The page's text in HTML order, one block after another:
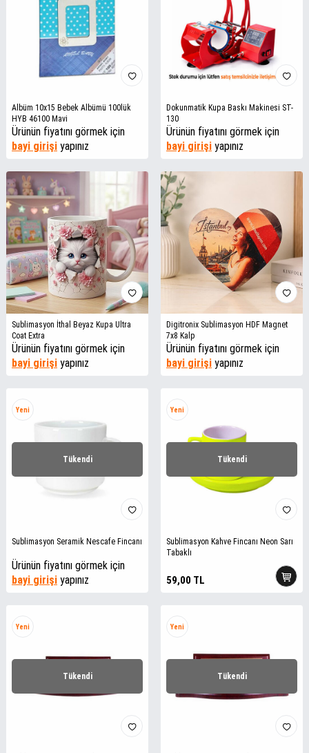
Albüm 10x15 Bebek Albümü 100lük
HYB 46100 Mavi
Ürünün fiyatını görmek için
bayi girişi yapınız
Dokunmatik Kupa Baskı Makinesi ST-
130
Ürünün fiyatını görmek için
bayi girişi yapınız
Sublimasyon İthal Beyaz Kupa Ultra
Coat Extra
Ürünün fiyatını görmek için
bayi girişi yapınız
Digitronix Sublimasyon HDF Magnet
7x8 Kalp
Ürünün fiyatını görmek için
bayi girişi yapınız
Yeni
Tükendi
Sublimasyon Seramik Nescafe Fincanı
Ürünün fiyatını görmek için
bayi girişi yapınız
Yeni
Tükendi
Sublimasyon Kahve Fincanı Neon Sarı
Tabaklı
59,00 TL
Yeni
Tükendi
Yeni
Tükendi